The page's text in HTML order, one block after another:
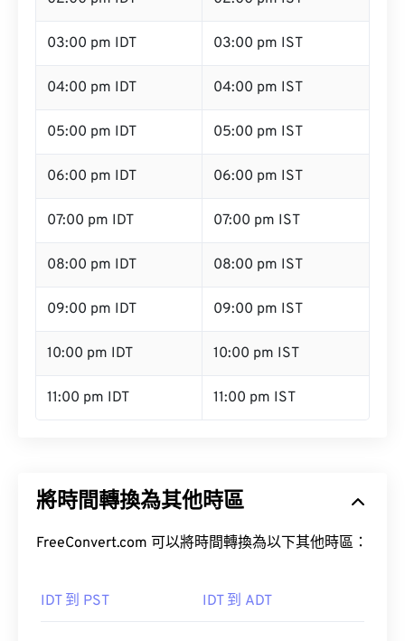
03:00 pm IDT 03:00 pm IST
04:00 pm IDT 04:00 pm IST
05:00 pm IDT 05:00 pm IST
06:00 pm IDT 06:00 pm IST
07:00 pm IDT 07:00 pm IST
08:00 pm IDT 08:00 pm IST
09:00 pm IDT 09:00 pm IST
10:00 pm IDT 10:00 pm IST
11:00 pm IDT 11:00 pm IST
將時間轉換為其他時區
FreeConvert.com 可以將時間轉換為以下其他時區：
IDT 到 PST IDT 到 ADT